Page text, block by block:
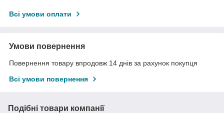
Всі умови оплати
Умови повернення
Повернення товару впродовж 14 днів за рахунок покупця
Всі умови повернення
Подібні товари компанії